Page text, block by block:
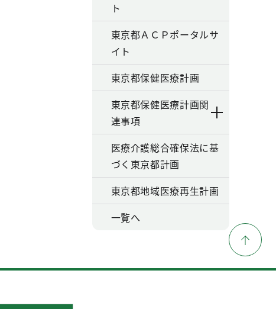
ト
東京都ＡＣＰポータルサ
イト
東京都保健医療計画
東京都保健医療計画関
連事項
医療介護総合確保法に基
づく東京都計画
東京都地域医療再生計画
一覧へ